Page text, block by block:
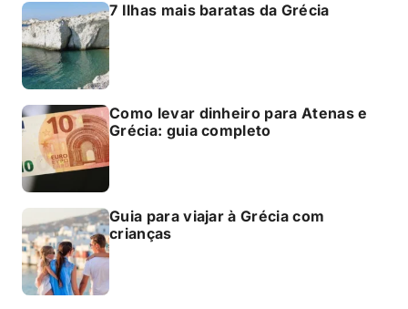
7 Ilhas mais baratas da Grécia
Como levar dinheiro para Atenas e
Grécia: guia completo
Guia para viajar à Grécia com
crianças